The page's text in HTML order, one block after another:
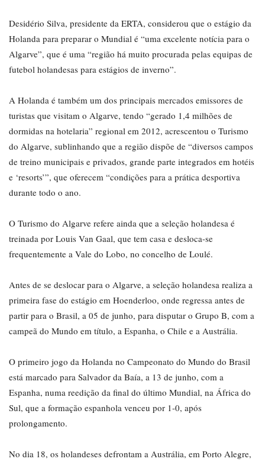
Desidério Silva, presidente da ERTA, considerou que o estágio da
Holanda para preparar o Mundial é “uma excelente notícia para o
Algarve”, que é uma “região há muito procurada pelas equipas de
futebol holandesas para estágios de inverno”.
A Holanda é também um dos principais mercados emissores de
turistas que visitam o Algarve, tendo “gerado 1,4 milhões de
dormidas na hotelaria” regional em 2012, acrescentou o Turismo
do Algarve, sublinhando que a região dispõe de “diversos campos
de treino municipais e privados, grande parte integrados em hotéis
e ‘resorts’”, que oferecem “condições para a prática desportiva
durante todo o ano.
O Turismo do Algarve refere ainda que a seleção holandesa é
treinada por Louis Van Gaal, que tem casa e desloca-se
frequentemente a Vale do Lobo, no concelho de Loulé.
Antes de se deslocar para o Algarve, a seleção holandesa realiza a
primeira fase do estágio em Hoenderloo, onde regressa antes de
partir para o Brasil, a 05 de junho, para disputar o Grupo B, com a
campeã do Mundo em título, a Espanha, o Chile e a Austrália.
O primeiro jogo da Holanda no Campeonato do Mundo do Brasil
está marcado para Salvador da Baía, a 13 de junho, com a
Espanha, numa reedição da final do último Mundial, na África do
Sul, que a formação espanhola venceu por 1-0, após
prolongamento.
No dia 18, os holandeses defrontam a Austrália, em Porto Alegre,